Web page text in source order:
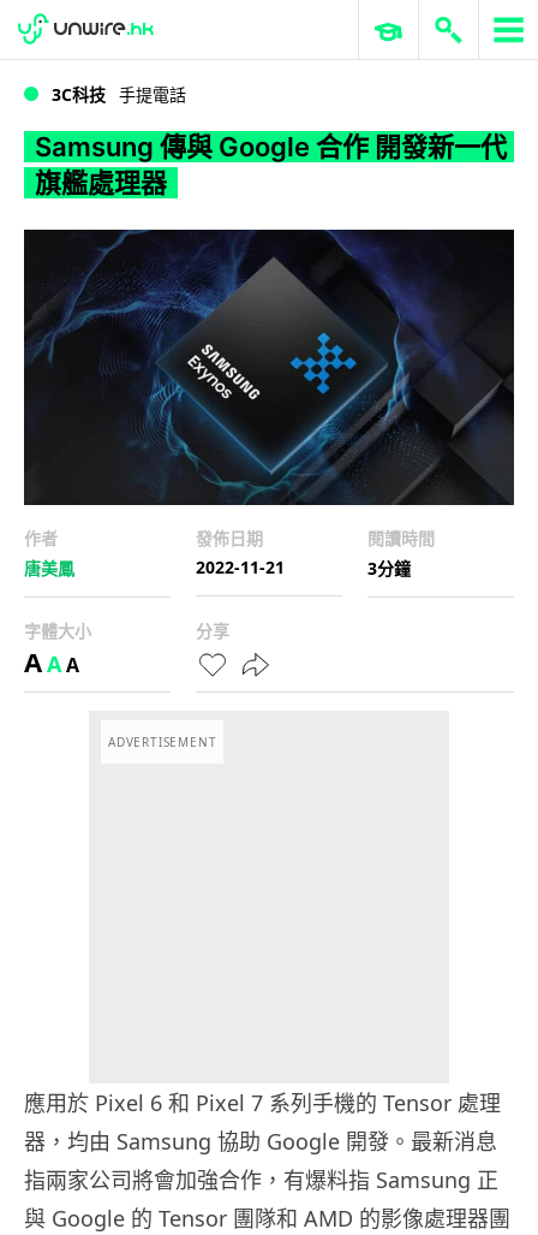
WWDC 2026 ERP 與商業 AI
3C科技 手提電話
Samsung 傳與 Google 合作 開發新一代
旗艦處理器
作者
唐美鳳
發佈日期
2022-11-21
閱讀時間
3分鐘
字體大小
AAA
分享
ADVERTISEMENT
應用於 Pixel 6 和 Pixel 7 系列手機的 Tensor 處理
器，均由 Samsung 協助 Google 開發。最新消息
指兩家公司將會加強合作，有爆料指 Samsung 正
與 Google 的 Tensor 團隊和 AMD 的影像處理器團